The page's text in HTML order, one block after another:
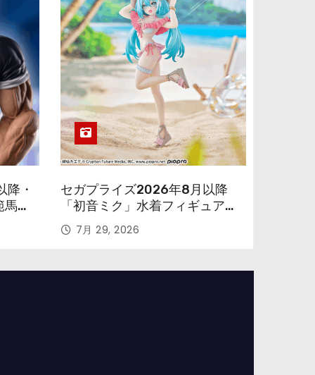
・
勇
セガプライズ2026年8月以降
「初音ミク」水着フィギュアが
色味を変えて再登場！
7月 29, 2026